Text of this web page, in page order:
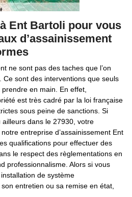
Ent Bartoli pour vous
d’assainissement
ne sont pas des taches que l’on
Ce sont des interventions que seuls
en main. En effet,
est très cadré par la loi française
sous peine de sanctions. Si
dans le 27930, votre
entreprise d’assainissement Ent
qualifications pour effectuer des
le respect des règlementations en
professionnalisme. Alors si vous
de système
entretien ou sa remise en état,